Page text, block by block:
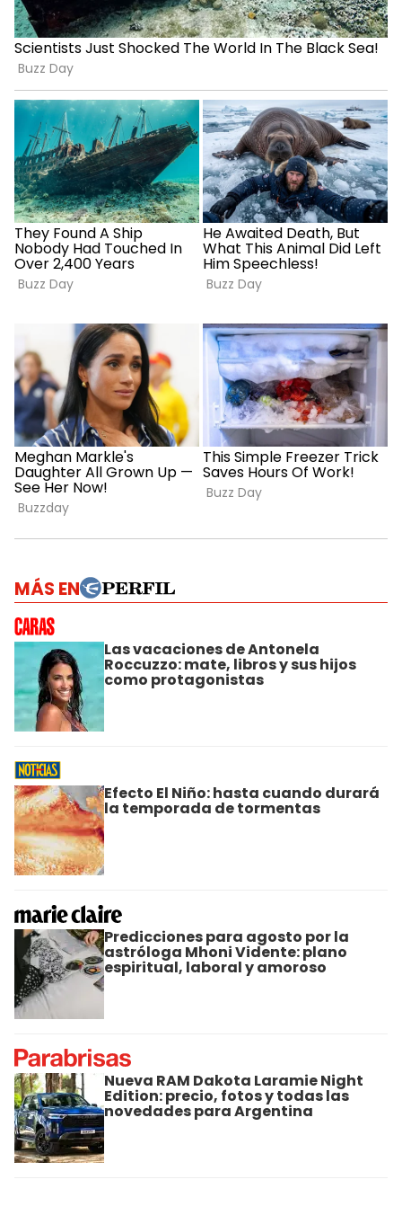
MÁS EN
Las vacaciones de Antonela
Roccuzzo: mate, libros y sus hijos
como protagonistas
Efecto El Niño: hasta cuando durará
la temporada de tormentas
Predicciones para agosto por la
astróloga Mhoni Vidente: plano
espiritual, laboral y amoroso
Nueva RAM Dakota Laramie Night
Edition: precio, fotos y todas las
novedades para Argentina